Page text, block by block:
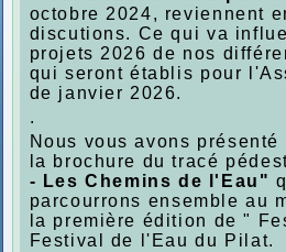
octobre 2024, reviennent
discutions. Ce qui va
projets 2026 de nos
qui seront établis pour
de janvier 2026.
.
Nous vous avons
la brochure du tracé
- Les Chemins de l'Eau"
parcourrons ensemble au
la première édition de "
Festival de l'Eau du Pilat.